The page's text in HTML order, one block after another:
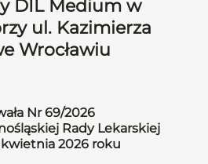
DIL Medium w
ul. Kazimierza
Wrocławiu
Nr 69/2026
Rady Lekarskiej
kwietnia 2026 roku